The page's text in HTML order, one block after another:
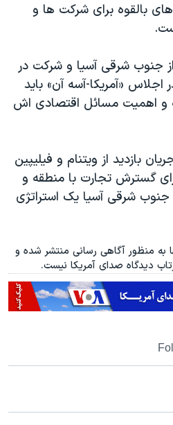
بالقوه برای شرکت ها و
جنوب شرقی آسیا و شرکت در
«آمریکا-آسه آن» باید
و اهمیت مسائل اقتصادی اش
بازدید از ویتنام و فیلیپین
گسترش تجارت با منطقه و
جنوب شرقی آسیا یک استراتژی
به منظور آگاهی رسانی منتشر شده و
دیدگاه صدای آمریکا نیست.